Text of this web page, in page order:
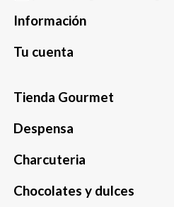
Información
Tu cuenta
Tienda Gourmet
Despensa
Charcuteria
Chocolates y dulces